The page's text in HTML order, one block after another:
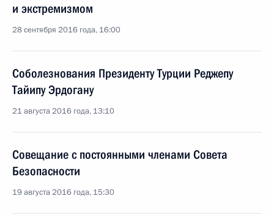
и экстремизмом
28 сентября 2016 года, 16:00
Соболезнования Президенту Турции Реджепу
Тайипу Эрдогану
21 августа 2016 года, 13:10
Совещание с постоянными членами Совета
Безопасности
19 августа 2016 года, 15:30